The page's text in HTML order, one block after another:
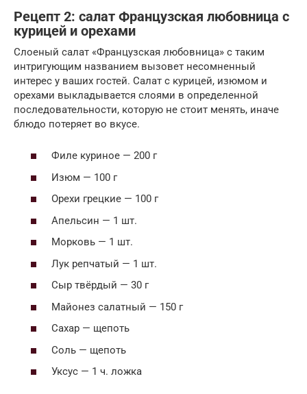
Рецепт 2: салат Французская любовница с
курицей и орехами
Слоеный салат «Французская любовница» с таким
интригующим названием вызовет несомненный
интерес у ваших гостей. Салат с курицей, изюмом и
орехами выкладывается слоями в определенной
последовательности, которую не стоит менять, иначе
блюдо потеряет во вкусе.
Филе куриное — 200 г
Изюм — 100 г
Орехи грецкие — 100 г
Апельсин — 1 шт.
Морковь — 1 шт.
Лук репчатый — 1 шт.
Сыр твёрдый — 30 г
Майонез салатный — 150 г
Сахар — щепоть
Соль — щепоть
Уксус — 1 ч. ложка